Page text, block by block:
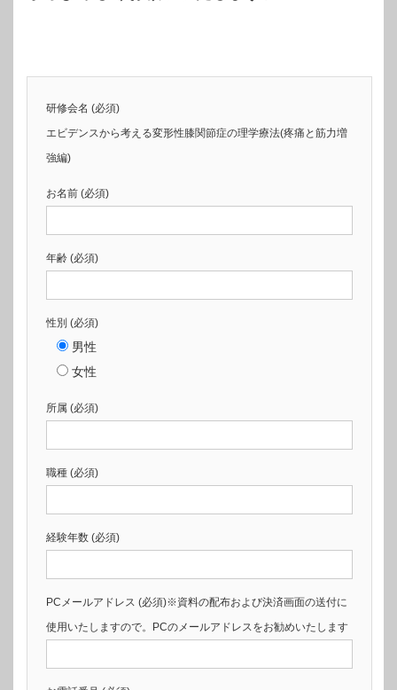
研修会名 (必須)
エビデンスから考える変形性膝関節症の理学療法(疼痛と筋力増
強編)
お名前 (必須)
年齢 (必須)
性別 (必須)
男性
女性
所属 (必須)
職種 (必須)
経験年数 (必須)
PCメールアドレス (必須)※資料の配布および決済画面の送付に
使用いたしますので。PCのメールアドレスをお勧めいたします